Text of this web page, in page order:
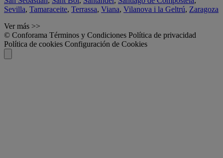
Sevilla, Tamaraceite, Terrassa, Viana, Vilanova i la Geltrú, Zaragoza
Ver más >>
© Conforama Términos y Condiciones Política de privacidad
Política de cookies Configuración de Cookies